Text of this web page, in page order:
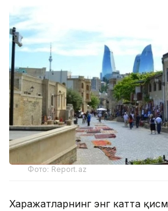
Фото: Report.az
Харажатларнинг энг катта